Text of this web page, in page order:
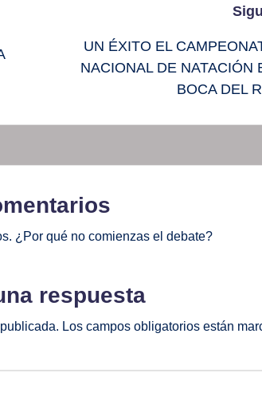
UN ÉXITO EL
NACIONAL DE NATACIÓN
BOCA DEL
¿Por qué no comienzas el debate?
respuesta
Los campos obligatorios están